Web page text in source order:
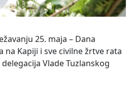
25. maja – Dana
na Kapiji i sve civilne žrtve rata
Vlade Tuzlanskog